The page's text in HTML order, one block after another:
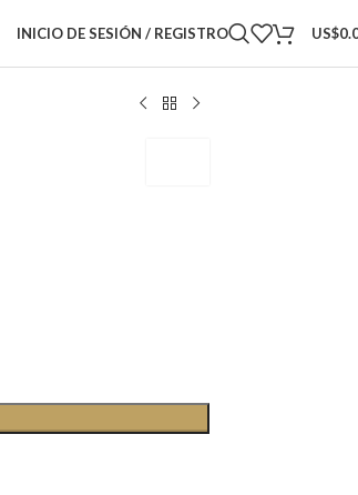
INICIO DE SESIÓN / REGISTRO US$